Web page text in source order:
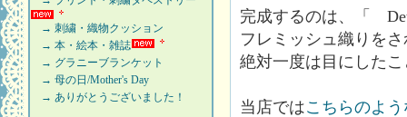
→ 刺繍・織物クッション
→ 本・絵本・雑誌
→ グラニーブランケット
→ 母の日/Mother's Day
→ ありがとうございました！
完成するのは、「
フレミッシュ織りを
絶対一度は目にした
当店ではこちらのよ